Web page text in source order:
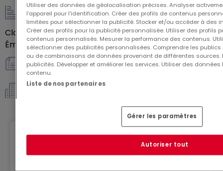
Energie / Chauffage
Classe énergétiqueVide
Émission de gaz à effet de serre (GES)Vide
Autres
Utiliser des données de géolocalisation précises. Analyser
l’appareil pour l’identification. Créer des profils de contenus
limitées pour sélectionner la publicité. Stocker et/ou accéder à des
Créer des profils pour la publicité personnalisée. Utiliser des profils
contenus personnalisés. Mesurer la performance des contenus.
sélectionner des publicités personnalisées. Comprendre les
ou de combinaisons de données provenant de différentes sources.
publicités. Développer et améliorer les services. Utiliser des
contenu.
Liste de nos partenaires
Gérer les paramètres
Autoriser tout